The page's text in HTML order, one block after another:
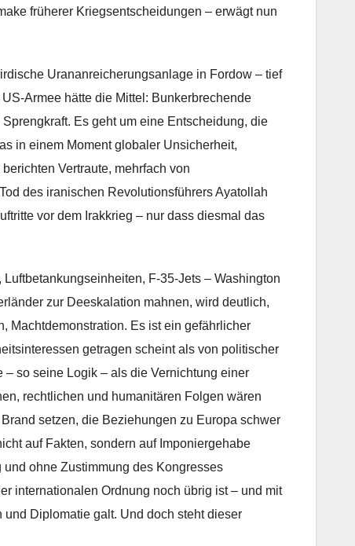
früherer Kriegsentscheidungen – erwägt nun
Urananreicherungsanlage in Fordow – tief
Armee hätte die Mittel: Bunkerbrechende
Es geht um eine Entscheidung, die
in einem Moment globaler Unsicherheit,
Vertraute, mehrfach von
des iranischen Revolutionsführers Ayatollah
vor dem Irakkrieg – nur dass diesmal das
F‑35‑Jets – Washington
zur Deeskalation mahnen, wird deutlich,
Machtdemonstration. Es ist ein gefährlicher
getragen scheint als von politischer
so seine Logik – als die Vernichtung einer
rechtlichen und humanitären Folgen wären
setzen, die Beziehungen zu Europa schwer
auf Fakten, sondern auf Imponiergehabe
ohne Zustimmung des Kongresses
internationalen Ordnung noch übrig ist – und mit
Diplomatie galt. Und doch steht dieser